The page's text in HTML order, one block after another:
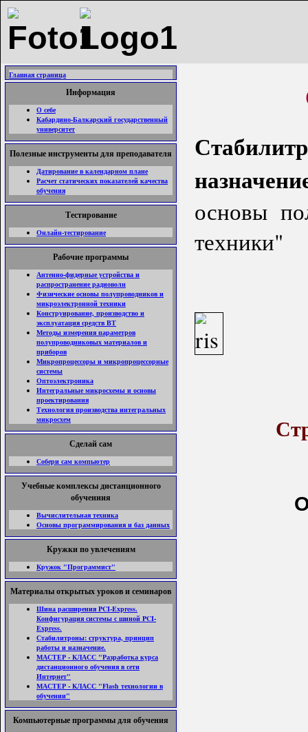
Главная страница
Информация
О себе
Кабардино-Балкарский государственный
университет
Полезные инструменты для преподавателя
Датирование в календарном плане
Расчет статических показателей качества
обучения
Тестирование
Онлайн-тестирование
Рабочие программы
Антенно-фидерные устройства и
распространение радиоволн
Физические основы полупроводников и
микроэлектронной техники
Конструирование, производство и
эксплуатация средств ВТ
Методы измерения параметров
полупроводниковых материалов и
приборов
Микропроцессоры и микропроцессорные
системы
Оптоэлектроника
Интегральные микросхемы и основы
проектирования
Технология производства интегральных
микросхем
Сделай сам
Собери сам компьютер
Учебные комплексы дистанционного
обучениия
Вычислительная техника
Основы программирования и баз данных
Кружки по увлечениям
Кружок "Программист"
Материалы открытых уроков и семинаров
Шина расширения PCI-Express.
Конфигурация системы с шиной PCI-
Express.
Стабилитроны: структура, принцип
работы и назначение.
МАСТЕР - КЛАСС "Разработка курса
дистанционного обучения в сети
Интернет"
МАСТЕР - КЛАСС "Flash технологии в
обучении"
Компьютерные программы для обучения
основы
техники"